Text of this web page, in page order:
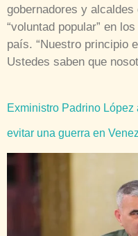
gobernadores y
“voluntad popular” en
país. “Nuestro principio
Ustedes saben que
Exministro Padrino
evitar una guerra en